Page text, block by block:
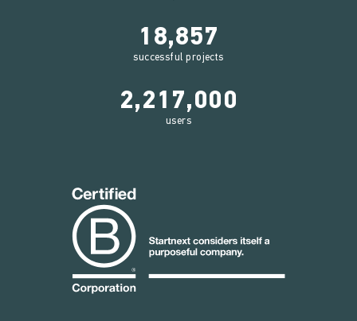
18,857
successful projects
2,217,000
users